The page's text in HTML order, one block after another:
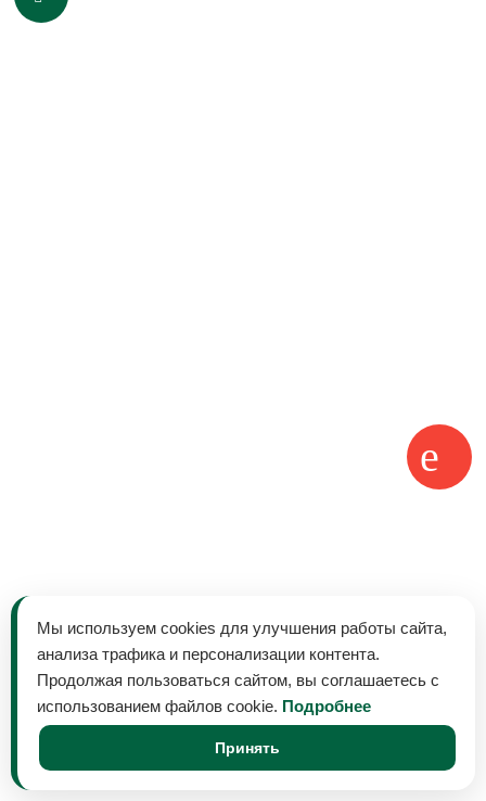
Мы используем cookies для улучшения работы сайта,
анализа трафика и персонализации контента.
Продолжая пользоваться сайтом, вы соглашаетесь с
использованием файлов cookie. Подробнее
Принять